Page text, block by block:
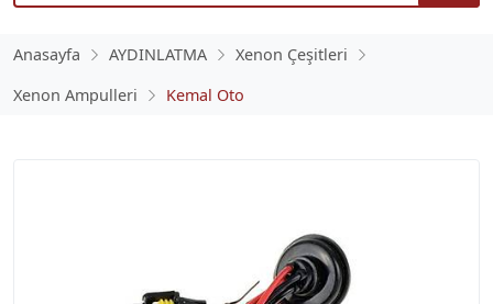
Anasayfa AYDINLATMA
Xenon Çeşitleri
Xenon Ampulleri
Kemal Oto